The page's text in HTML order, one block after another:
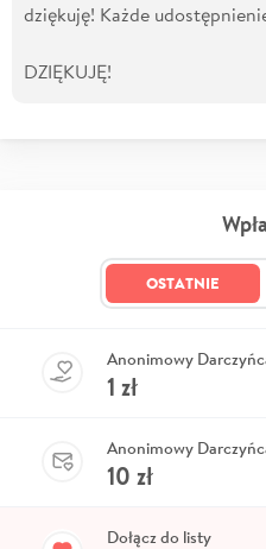
dziękuję! Każde
DZIĘKUJĘ!
OSTATNIE
Anonimowy
1 zł
Anonimowy
10 zł
Dołącz do listy